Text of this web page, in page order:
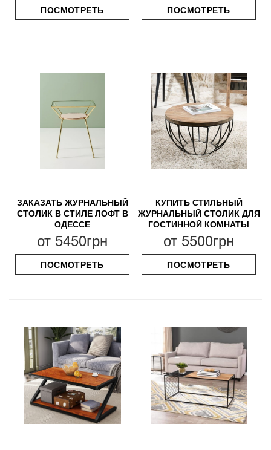
ПОСМОТРЕТЬ ПОСМОТРЕТЬ
ЗАКАЗАТЬ ЖУРНАЛЬНЫЙ
СТОЛИК В СТИЛЕ ЛОФТ В
ОДЕССЕ
от 5450грн
ПОСМОТРЕТЬ
КУПИТЬ СТИЛЬНЫЙ
ЖУРНАЛЬНЫЙ СТОЛИК ДЛЯ
ГОСТИННОЙ КОМНАТЫ
от 5500грн
ПОСМОТРЕТЬ